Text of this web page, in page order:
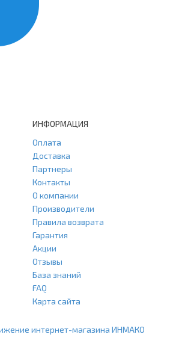
ИНФОРМАЦИЯ
Оплата
Доставка
Партнеры
Контакты
О компании
Производители
Правила возврата
Гарантия
Акции
Отзывы
База знаний
FAQ
Карта сайта
интернет-магазина ИНМАКО